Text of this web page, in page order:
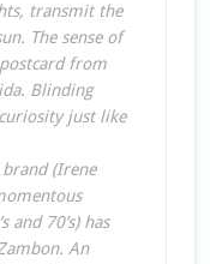
transmit the
The sense of
from
Blinding
just like
brand (Irene
and 70’s) has
An